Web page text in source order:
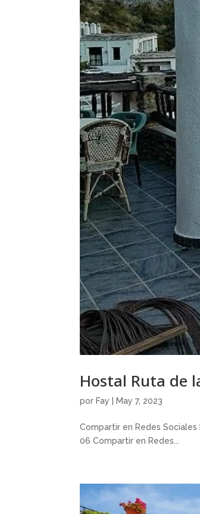
Hostal Ruta de
por Fay May 7, 2023
Compartir en Redes Sociales
06 Compartir en Redes...